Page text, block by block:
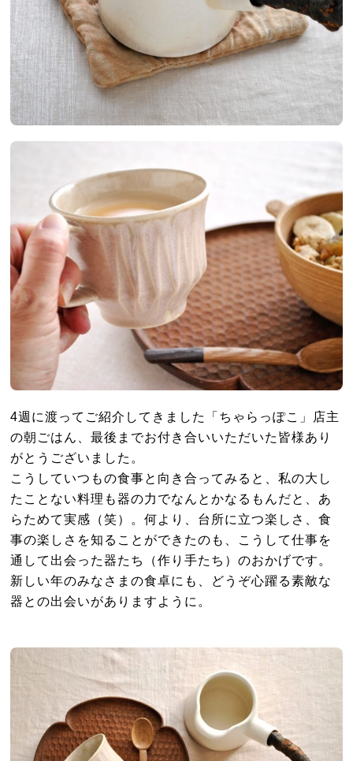
4週に渡ってご紹介してきました「ちゃらっぽこ」店主
の朝ごはん、最後までお付き合いいただいた皆様あり
がとうございました。
こうしていつもの食事と向き合ってみると、私の大し
たことない料理も器の力でなんとかなるもんだと、あ
らためて実感（笑）。何より、台所に立つ楽しさ、食
事の楽しさを知ることができたのも、こうして仕事を
通して出会った器たち（作り手たち）のおかげです。
新しい年のみなさまの食卓にも、どうぞ心躍る素敵な
器との出会いがありますように。